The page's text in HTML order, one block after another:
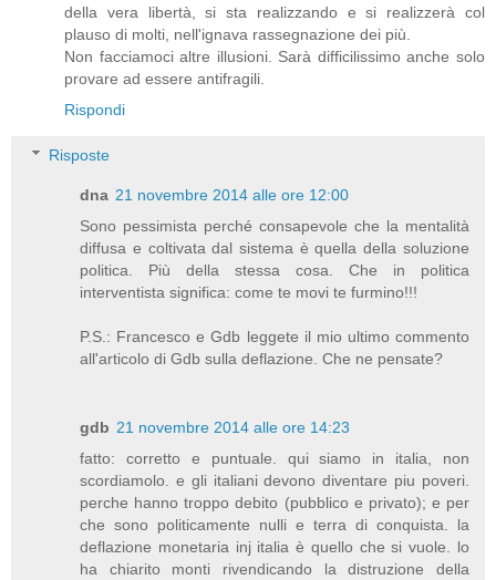
della vera libertà, si sta realizzando e si realizzerà col
plauso di molti, nell'ignava rassegnazione dei più.
Non facciamoci altre illusioni. Sarà difficilissimo anche solo
provare ad essere antifragili.
Rispondi
Risposte
dna 21 novembre 2014 alle ore 12:00
Sono pessimista perché consapevole che la mentalità
diffusa e coltivata dal sistema è quella della soluzione
politica. Più della stessa cosa. Che in politica
interventista significa: come te movi te furmino!!!
P.S.: Francesco e Gdb leggete il mio ultimo commento
all'articolo di Gdb sulla deflazione. Che ne pensate?
gdb 21 novembre 2014 alle ore 14:23
fatto: corretto e puntuale. qui siamo in italia, non
scordiamolo. e gli italiani devono diventare piu poveri.
perche hanno troppo debito (pubblico e privato); e per
che sono politicamente nulli e terra di conquista. la
deflazione monetaria inj italia è quello che si vuole. lo
ha chiarito monti rivendicando la distruzione della